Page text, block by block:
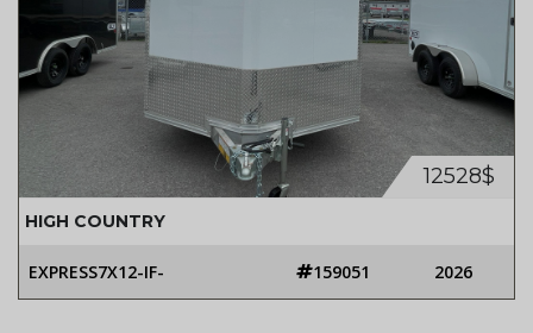
12528$
HIGH COUNTRY
EXPRESS7X12-IF- 159051 2026